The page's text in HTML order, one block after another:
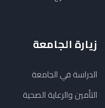
زيارة الجامعة
الدراسة في الجامعة
التأمين والرعاية الصحية